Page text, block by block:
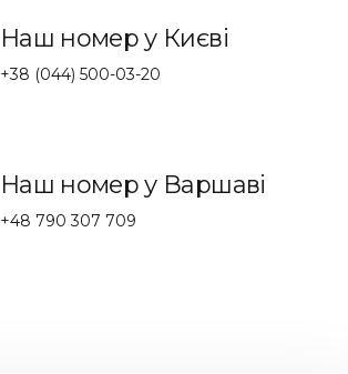
Наш номер у Києві
+38 (044) 500-03-20
Наш номер у Варшаві
+48 790 307 709